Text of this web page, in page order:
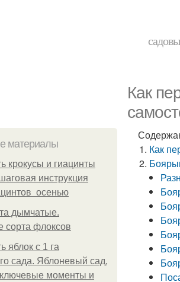
Как
материалы
крокусы и гиацинты
инструкция
осенью
дымчатые.
сорта флоксов
яблок с 1 га
сада. Яблоневый сад,
ключевые моменты и
Как